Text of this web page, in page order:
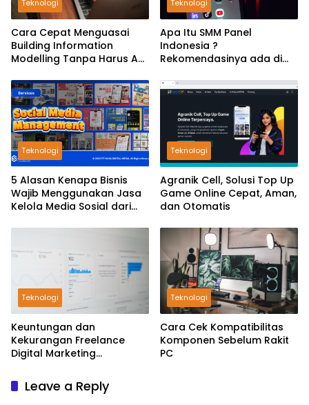
Teknologi
Cara Cepat Menguasai
Building Information
Modelling Tanpa Harus Ahli
Teknologi
Apa Itu SMM Panel
Indonesia ?
Rekomendasinya ada di
Teknologi
5 Alasan Kenapa Bisnis
Wajib Menggunakan Jasa
Kelola Media Sosial dari
Teknologi
Agranik Cell, Solusi Top Up
Game Online Cepat, Aman,
dan Otomatis
Teknologi
Keuntungan dan
Kekurangan Freelance
Digital Marketing
Teknologi
Cara Cek Kompatibilitas
Komponen Sebelum Rakit
PC
Leave a Reply